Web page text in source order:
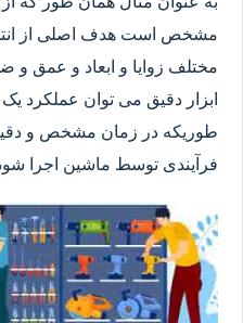
مشخص است هدف اصلی از
مختلف زوایا و ابعاد و عمق و
ابزار دقیق می توان عملکرد
طوریکه در زمان مشخص و
فرآیندی توسط ماشین اجرا